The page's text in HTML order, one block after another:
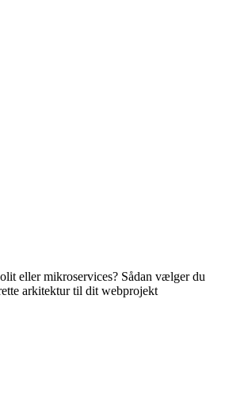
eller mikroservices? Sådan vælger du
arkitektur til dit webprojekt